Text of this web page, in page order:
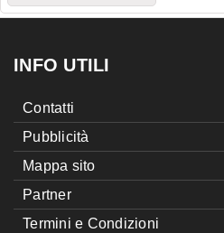
INFO UTILI
Contatti
Pubblicità
Mappa sito
Partner
Termini e Condizioni